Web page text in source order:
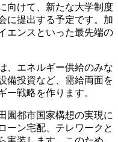
向けて、新たな大学制度
に提出する予定です。加
エンスといった最先端の
、エネルギー供給のみな
備投資など、需給両面を
ー戦略を作ります。
園都市国家構想の実現に
ーン宅配、テレワークと